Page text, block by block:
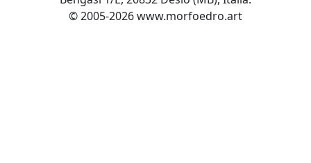
© 2005-2026 www.morfoedro.art